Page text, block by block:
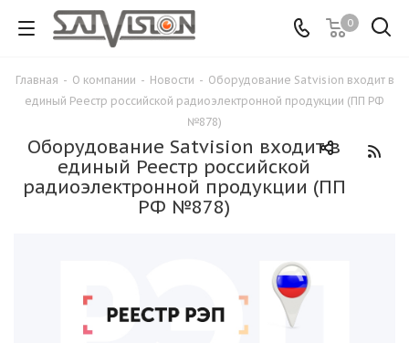
0
Главная - О компании - Новости - Оборудование Satvision входит в
единый Реестр российской радиоэлектронной продукции (ПП РФ
№878)
Оборудование Satvision входит в
единый Реестр российской
радиоэлектронной продукции (ПП
РФ №878)